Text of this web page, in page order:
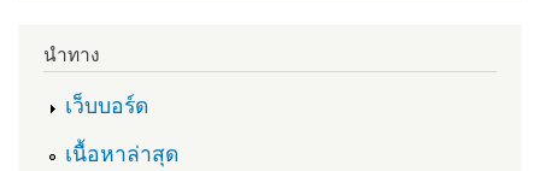
นำทาง
เว็บบอร์ด
เนื้อหาล่าสุด